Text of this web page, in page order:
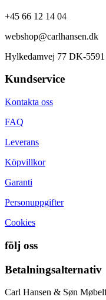
+45 66 12 14 04
webshop@carlhansen.dk
Hylkedamvej 77 DK-
Kundservice
Kontakta oss
FAQ
Leverans
Köpvillkor
Garanti
Personuppgifter
Cookies
följ oss
Betalningsalternativ
Carl Hansen & Søn